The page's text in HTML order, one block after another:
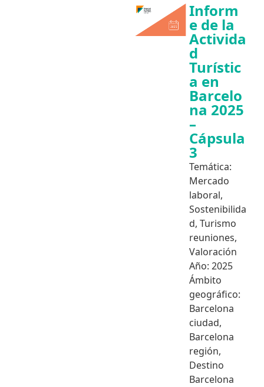
Inform
e de la
Activida
d
Turístic
a en
Barcelo
na 2025
–
Cápsula
3
Temática:
Mercado
laboral,
Sostenibilida
d, Turismo
reuniones,
Valoración
Año: 2025
Ámbito
geográfico:
Barcelona
ciudad,
Barcelona
región,
Destino
Barcelona